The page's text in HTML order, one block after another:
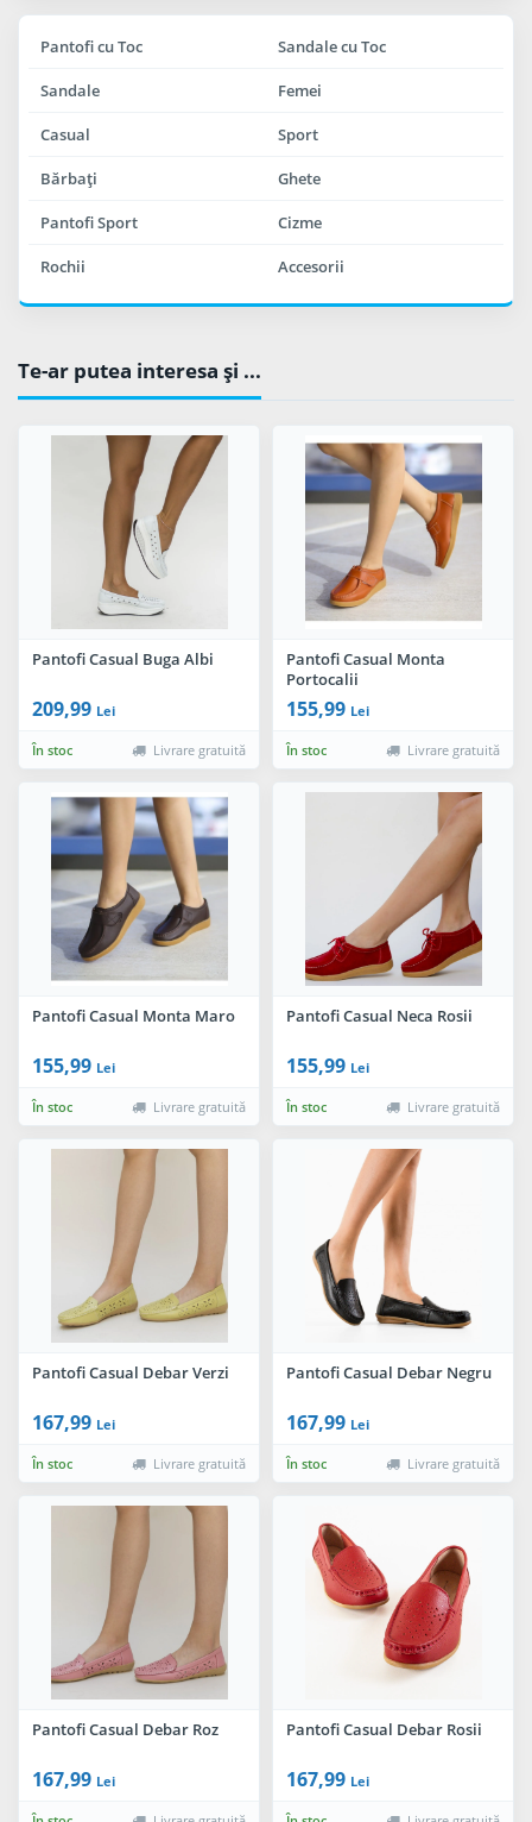
Pantofi cu Toc Sandale cu Toc
Sandale Femei
Casual Sport
Bărbaţi Ghete
Pantofi Sport Cizme
Rochii Accesorii
Te-ar putea interesa şi ...
Pantofi Casual Buga Albi
209,99 Lei
În stoc Livrare gratuită
Pantofi Casual Monta
Portocalii
155,99 Lei
În stoc Livrare gratuită
Pantofi Casual Monta Maro
155,99 Lei
În stoc Livrare gratuită
Pantofi Casual Neca Rosii
155,99 Lei
În stoc Livrare gratuită
Pantofi Casual Debar Verzi
167,99 Lei
În stoc Livrare gratuită
Pantofi Casual Debar Negru
167,99 Lei
În stoc Livrare gratuită
Pantofi Casual Debar Roz
167,99 Lei
Pantofi Casual Debar Rosii
167,99 Lei